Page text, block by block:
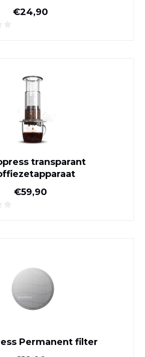
Normale prijs
€24,90
transparant
Normale prijs
€59,90
Permanent filter